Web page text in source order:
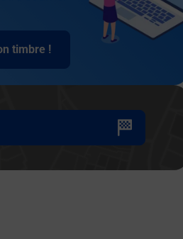
timbre !